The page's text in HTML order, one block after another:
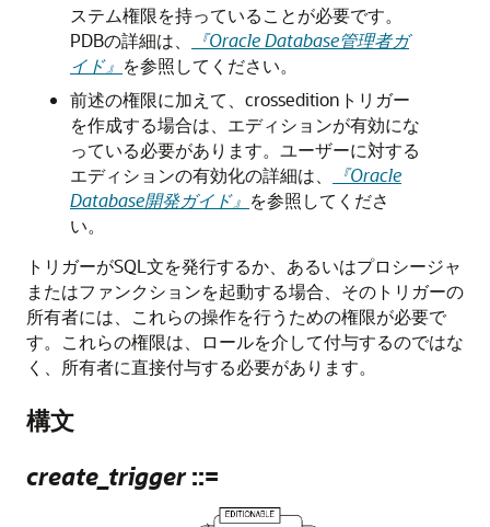
ステム権限を持っていることが必要です。
PDBの詳細は、
『Oracle Database管理者ガ
イド』 を参照してください。
前述の権限に加えて、crosseditionトリガー
を作成する場合は、エディションが有効にな
っている必要があります。ユーザーに対する
エディションの有効化の詳細は、
『Oracle
Database開発ガイド』 を参照してくださ
い。
トリガーがSQL文を発行するか、あるいはプロシージャ
またはファンクションを起動する場合、そのトリガーの
所有者には、これらの操作を行うための権限が必要で
す。これらの権限は、ロールを介して付与するのではな
く、所有者に直接付与する必要があります。
構文
create_trigger::=